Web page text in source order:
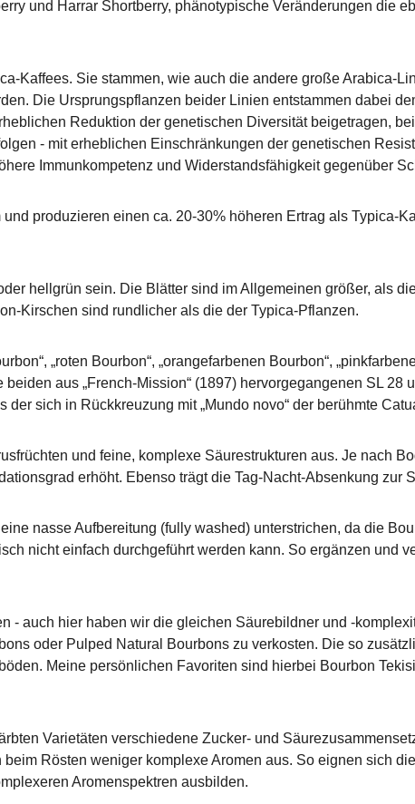
und Harrar Shortberry, phänotypische Veränderungen die
Kaffees. Sie stammen, wie auch die andere große Arabica-
Die Ursprungspflanzen beider Linien entstammen dabei
Reduktion der genetischen Diversität beigetragen,
- mit erheblichen Einschränkungen der genetischen
Immunkompetenz und Widerstandsfähigkeit gegenüber
produzieren einen ca. 20-30% höheren Ertrag als Typica-
hellgrün sein. Die Blätter sind im Allgemeinen größer, als
Kirschen sind rundlicher als die der Typica-Pflanzen.
„roten Bourbon“, „orangefarbenen Bourbon“,
aus „French-Mission“ (1897) hervorgegangenen SL 28
sich in Rückkreuzung mit „Mundo novo“ der berühmte
und feine, komplexe Säurestrukturen aus. Je nach
erhöht. Ebenso trägt die Tag-Nacht-Absenkung zur
nasse Aufbereitung (fully washed) unterstrichen, da die
nicht einfach durchgeführt werden kann. So ergänzen und
- auch hier haben wir die gleichen Säurebildner und -
oder Pulped Natural Bourbons zu verkosten. Die so
Meine persönlichen Favoriten sind hierbei Bourbon
Varietäten verschiedene Zucker- und
Rösten weniger komplexe Aromen aus. So eignen sich
Aromenspektren ausbilden.